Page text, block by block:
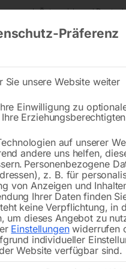
nach Österreich und
Hyundai
von 125 kVA –
Busbar / ATS
Präferenz
unsere Website weiter
Einwilligung zu
auf unserer
andere uns helfen,
Personenbezogene
z. B. für
von Anzeigen und
Ihrer Daten finden
keine Verpflichtung, in
um dieses Angebot zu
Einstellungenwiderrufen
individueller
Website verfügbar sind.